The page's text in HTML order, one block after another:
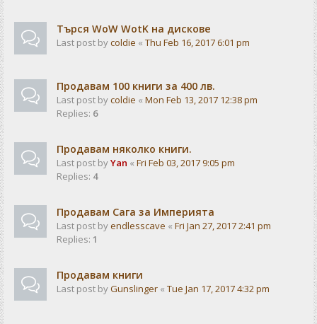
Търся WoW WotK на дискове
Last post bycoldie « Thu Feb 16, 2017 6:01 pm
Продавам 100 книги за 400 лв.
Last post bycoldie « Mon Feb 13, 2017 12:38 pm
Replies: 6
Продавам няколко книги.
Last post byYan « Fri Feb 03, 2017 9:05 pm
Replies: 4
Продавам Сага за Империята
Last post byendlesscave « Fri Jan 27, 2017 2:41 pm
Replies: 1
Продавам книги
Last post byGunslinger « Tue Jan 17, 2017 4:32 pm